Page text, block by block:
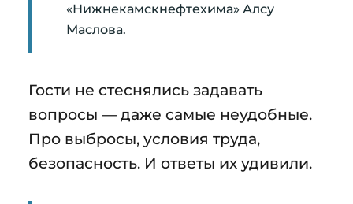
«Нижнекамскнефтехима» Алсу
Маслова.
Гости не стеснялись задавать
вопросы — даже самые неудобные.
Про выбросы, условия труда,
безопасность. И ответы их удивили.